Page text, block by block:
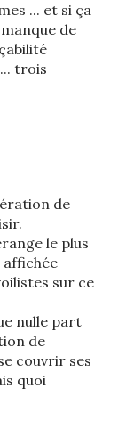
... et si ça
de
trois
de
le plus
sur ce
nulle part
de
couvrir ses
quoi